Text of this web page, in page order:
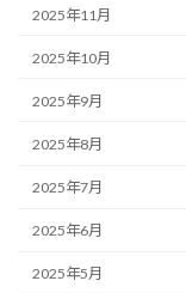
2025年11月
2025年10月
2025年9月
2025年8月
2025年7月
2025年6月
2025年5月